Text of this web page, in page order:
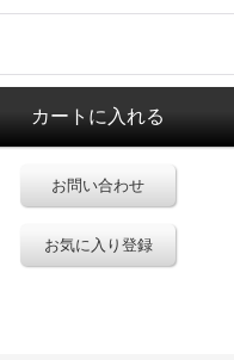
お問い合わせ
お気に入り登録